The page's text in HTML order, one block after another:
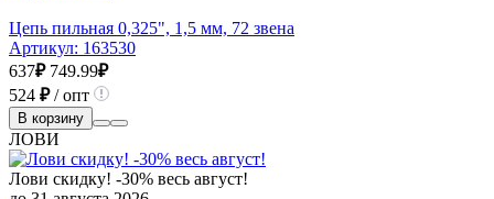
Цепь пильная 0,325", 1,5 мм, 72 звена
Артикул: 163530
637₽ 749.99₽
524 ₽/ опт
В корзину
ЛОВИ
Лови скидку! -30% весь август!